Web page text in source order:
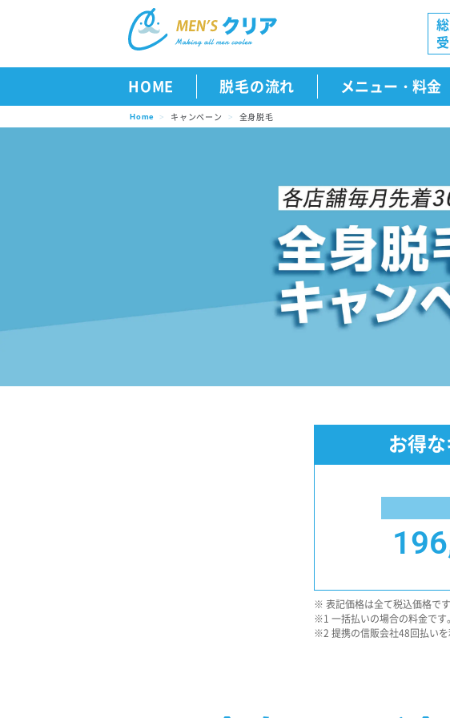
HOME 脱毛の流れ メニュー・料金
Home キャンペーン 全身脱毛
お得
※ 表記価格は全て税込価格です
※1 一括払いの場合の料金です。
※2 提携の信販会社48回払い